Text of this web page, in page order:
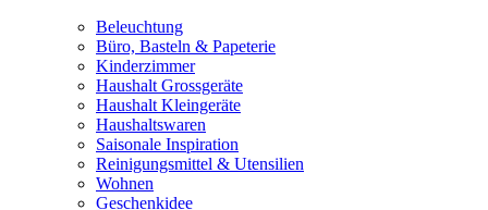
Beleuchtung
Büro, Basteln & Papeterie
Kinderzimmer
Haushalt Grossgeräte
Haushalt Kleingeräte
Haushaltswaren
Saisonale Inspiration
Reinigungsmittel & Utensilien
Wohnen
Geschenkidee